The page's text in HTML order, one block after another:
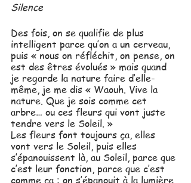
Silence
Des fois, on se qualifie de plus
intelligent parce qu’on a un cerveau,
puis « nous on réfléchit, on pense, on
est des êtres évolués » mais quand
je regarde la nature faire d’elle-
même, je me dis « Waouh. Vive la
nature. Que je sois comme cet
arbre… ou ces fleurs qui vont juste
tendre vers le Soleil. »
Les fleurs font toujours ça, elles
vont vers le Soleil, puis elles
s’épanouissent là, au Soleil, parce que
c’est leur fonction, parce que c’est
comme ça : on s’épanouit à la lumière.